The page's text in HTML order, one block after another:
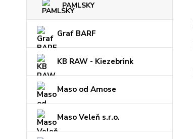
PAMLSKY
Graf BARF
KB RAW - Kiezebrink
Maso od Amose
Maso Veleň s.r.o.